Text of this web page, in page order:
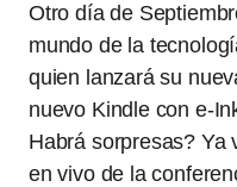
Otro día de
mundo de la
quien lanzará su
nuevo Kindle con e-
Habrá sorpresas? Ya
en vivo de la